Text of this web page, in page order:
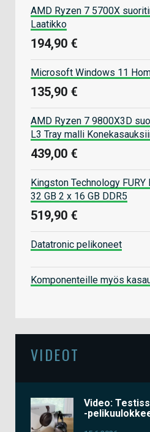
AMD Ryzen 7 5700X
Laatikko
194,90 €
Microsoft Windows 11
135,90 €
AMD Ryzen 7 9800X3D
L3 Tray malli
439,00 €
Kingston Technology
32 GB 2 x 16 GB DDR5
519,90 €
Datatronic pelikoneet
Komponenteille myös
VIDEOT
Video:
-